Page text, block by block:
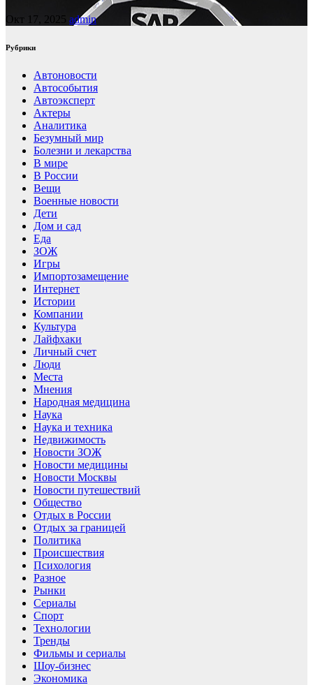
Окт 17, 2025 admin
Рубрики
Автоновости
Автособытия
Автоэксперт
Актеры
Аналитика
Безумный мир
Болезни и лекарства
В мире
В России
Вещи
Военные новости
Дети
Дом и сад
Еда
ЗОЖ
Игры
Импортозамещение
Интернет
Истории
Компании
Культура
Лайфхаки
Личный счет
Люди
Места
Мнения
Народная медицина
Наука
Наука и техника
Недвижимость
Новости ЗОЖ
Новости медицины
Новости Москвы
Новости путешествий
Общество
Отдых в России
Отдых за границей
Политика
Происшествия
Психология
Разное
Рынки
Сериалы
Спорт
Технологии
Тренды
Фильмы и сериалы
Шоу-бизнес
Экономика